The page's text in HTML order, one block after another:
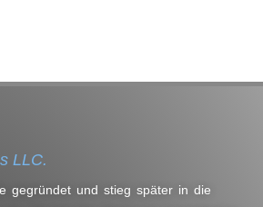
LLC.
gegründet und stieg später in die